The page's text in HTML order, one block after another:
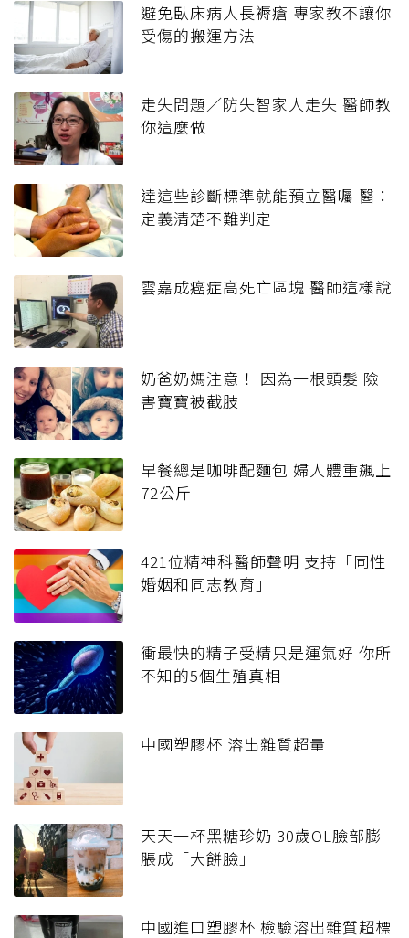
避免臥床病人長褥瘡 專家教不讓你
受傷的搬運方法
走失問題／防失智家人走失 醫師教
你這麼做
達這些診斷標準就能預立醫囑 醫：
定義清楚不難判定
雲嘉成癌症高死亡區塊 醫師這樣說
奶爸奶媽注意！ 因為一根頭髮 險
害寶寶被截肢
早餐總是咖啡配麵包 婦人體重飆上
72公斤
421位精神科醫師聲明 支持「同性
婚姻和同志教育」
衝最快的精子受精只是運氣好 你所
不知的5個生殖真相
中國塑膠杯 溶出雜質超量
天天一杯黑糖珍奶 30歲OL臉部膨
脹成「大餅臉」
中國進口塑膠杯 檢驗溶出雜質超標